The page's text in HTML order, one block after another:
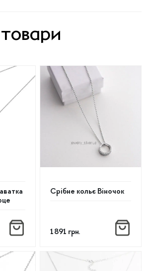
товари
Срібне кольє Віночок
1 891 грн.
товар
має